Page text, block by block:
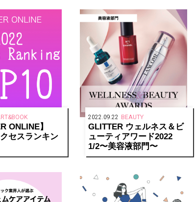
ONLINE】
セスランキン
2022.09.22 BEAUTY
GLITTER ウェルネス＆ビ
ューティアワード2022
1/2〜美容液部門〜